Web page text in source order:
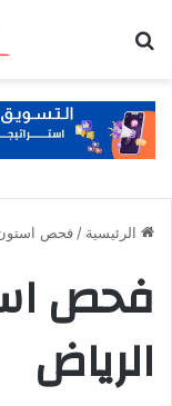
الرئيسية / فحص استون
فحص
الرياض